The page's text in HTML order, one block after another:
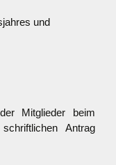
und
Mitglieder beim
Antrag